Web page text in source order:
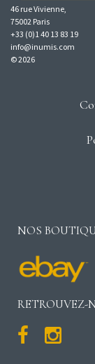
46 rue Vivienne,
75002 Paris
+33 (0)1 40 13 83 19
info@inumis.com
© 2026
NOS
RETROUVEZ-